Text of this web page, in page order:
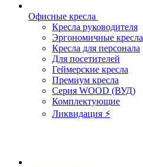
Офисные кресла
Кресла руководителя
Эргономичные кресла
Кресла для персонала
Для посетителей
Геймерские кресла
Премиум кресла
Серия WOOD (ВУД)
Комплектующие
Ликвидация ⚡